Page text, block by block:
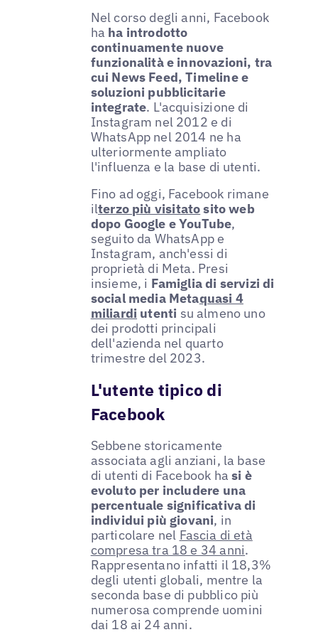
Nel corso degli anni, Facebook
ha ha introdotto
continuamente nuove
funzionalità e innovazioni, tra
cui News Feed, Timeline e
soluzioni pubblicitarie
integrate. L'acquisizione di
Instagram nel 2012 e di
WhatsApp nel 2014 ne ha
ulteriormente ampliato
l'influenza e la base di utenti.
Fino ad oggi, Facebook rimane
ilterzo più visitatosito web
dopo Google e YouTube,
seguito da WhatsApp e
Instagram, anch'essi di
proprietà di Meta. Presi
insieme, i Famiglia di servizi di
social media Metaquasi 4
miliardi utenti su almeno uno
dei prodotti principali
dell'azienda nel quarto
trimestre del 2023.
L'utente tipico di
Facebook
Sebbene storicamente
associata agli anziani, la base
di utenti di Facebook hasi è
evoluto per includere una
percentuale significativa di
individui più giovani, in
particolare nel Fascia di età
compresa tra 18 e 34 anni.
Rappresentano infatti il 18,3%
degli utenti globali, mentre la
seconda base di pubblico più
numerosa comprende uomini
dai 18 ai 24 anni.